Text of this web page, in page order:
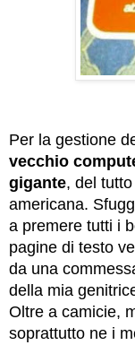
Per la gestione
vecchio
gigante, del
americana.
a premere tutti i
pagine di testo
da una
della mia
Oltre a camicie,
soprattutto ne i